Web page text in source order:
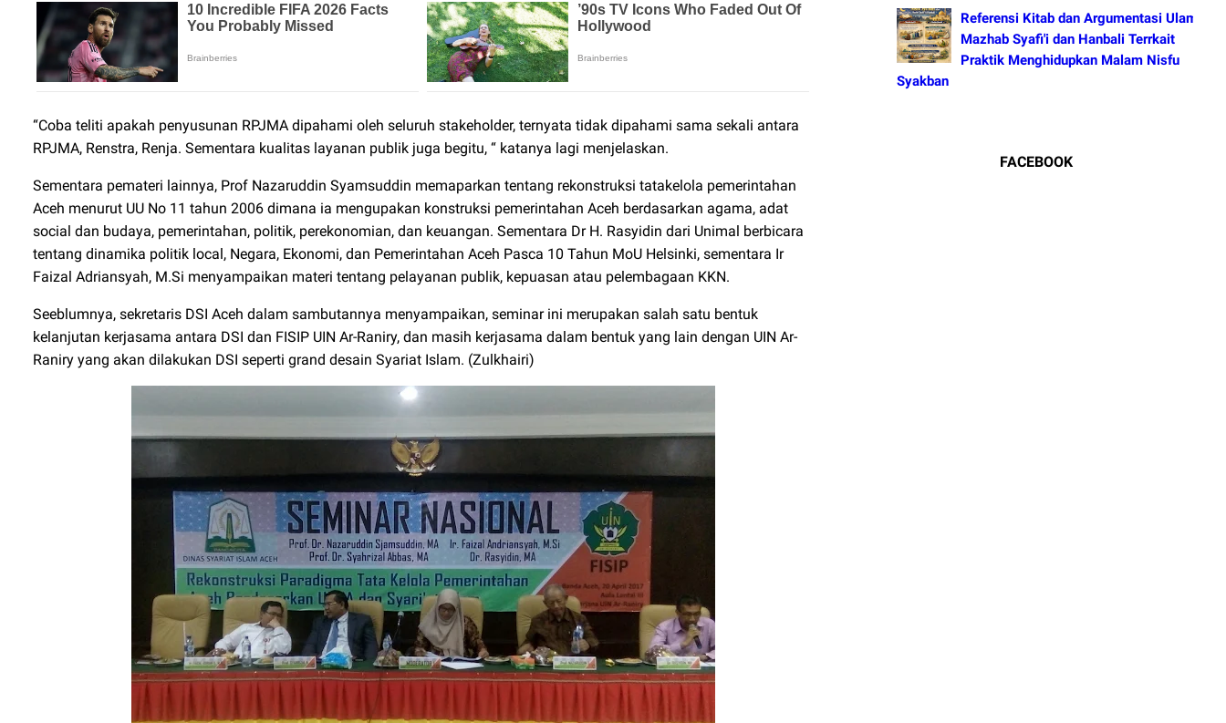
“Coba teliti apakah penyusunan RPJMA dipahami oleh seluruh stakeholder, ternyata tidak dipahami sama sekali antara
RPJMA, Renstra, Renja. Sementara kualitas layanan publik juga begitu, “ katanya lagi menjelaskan.
Sementara pemateri lainnya, Prof Nazaruddin Syamsuddin memaparkan tentang rekonstruksi tatakelola pemerintahan
Aceh menurut UU No 11 tahun 2006 dimana ia mengupakan konstruksi pemerintahan Aceh berdasarkan agama, adat
social dan budaya, pemerintahan, politik, perekonomian, dan keuangan. Sementara Dr H. Rasyidin dari Unimal berbicara
tentang dinamika politik local, Negara, Ekonomi, dan Pemerintahan Aceh Pasca 10 Tahun MoU Helsinki, sementara Ir
Faizal Adriansyah, M.Si menyampaikan materi tentang pelayanan publik, kepuasan atau pelembagaan KKN.
Seeblumnya, sekretaris DSI Aceh dalam sambutannya menyampaikan, seminar ini merupakan salah satu bentuk
kelanjutan kerjasama antara DSI dan FISIP UIN Ar-Raniry, dan masih kerjasama dalam bentuk yang lain dengan UIN Ar-
Raniry yang akan dilakukan DSI seperti grand desain Syariat Islam. (Zulkhairi)
Referensi Kitab dan Argumentasi Ulama
Mazhab Syafi'i dan Hanbali Terrkait
Praktik Menghidupkan Malam Nisfu
Syakban
FACEBOOK